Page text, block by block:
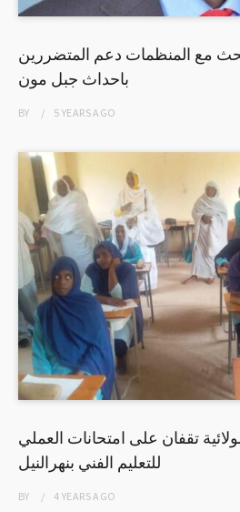
مع المنظمات دعم المتضررين
باحداث جبل مون
BY 5 YEARSAGO
تقفان على امتحانات العملي
للتعليم الفني بنهرالنيل
BY 4 YEARSAGO